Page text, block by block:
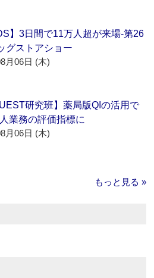
】3日間で11万人超が来場‐第26
グストアショー
月06日 (木)
研究班】薬局版QIの活用で
業務の評価指標に
月06日 (木)
もっと見る »